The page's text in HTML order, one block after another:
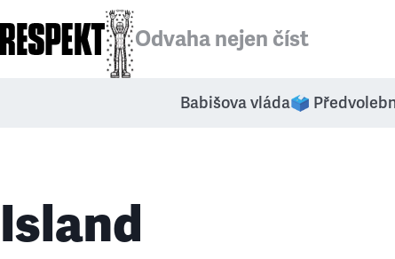
Odvaha nejen číst
Babišova vláda🗳️
Island